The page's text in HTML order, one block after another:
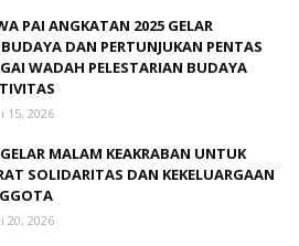
PAI ANGKATAN 2025 GELAR
DAN PERTUNJUKAN PENTAS
WADAH PELESTARIAN BUDAYA
15, 2026
MALAM KEAKRABAN UNTUK
SOLIDARITAS DAN KEKELUARGAAN
20, 2026